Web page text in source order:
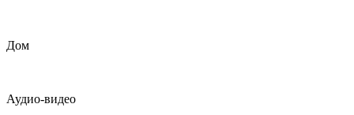
Дом
Аудио-видео